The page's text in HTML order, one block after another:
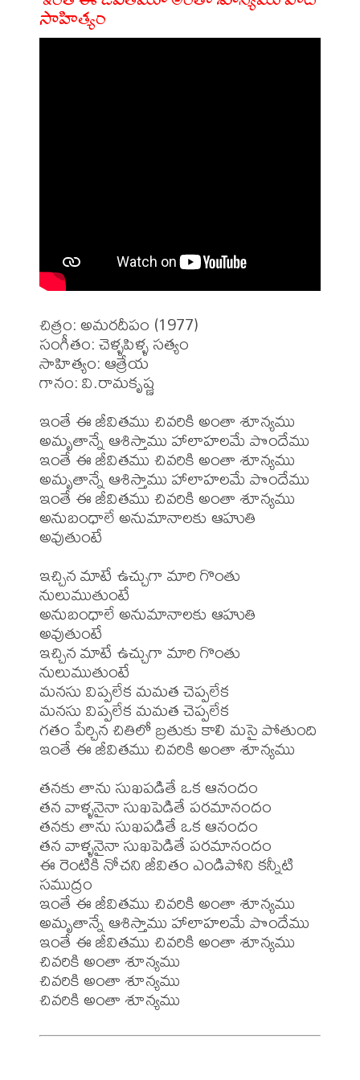
సాహిత్యం
చిత్రం: అమరదీపం (1977)
సంగీతం: చెళ్ళపిళ్ళ సత్యం
సాహిత్యం: ఆత్రేయ
గానం: వి.రామకృష్ణ
ఇంతే ఈ జీవితము చివరికి అంతా శూన్యము
అమృతాన్నే ఆశిస్తాము హాలాహలమే పొందేము
ఇంతే ఈ జీవితము చివరికి అంతా శూన్యము
అమృతాన్నే ఆశిస్తాము హాలాహలమే పొందేము
ఇంతే ఈ జీవితము చివరికి అంతా శూన్యము
అనుబంధాలే అనుమానాలకు ఆహుతి
అవుతుంటే
ఇచ్చిన మాటే ఉచ్చుగా మారి గొంతు
నులుముతుంటే
అనుబంధాలే అనుమానాలకు ఆహుతి
అవుతుంటే
ఇచ్చిన మాటే ఉచ్చుగా మారి గొంతు
నులుముతుంటే
మనసు విప్పలేక మమత చెప్పలేక
మనసు విప్పలేక మమత చెప్పలేక
గతం పేర్చిన చితిలో బ్రతుకు కాలి మసై పోతుంది
ఇంతే ఈ జీవితము చివరికి అంతా శూన్యము
తనకు తాను సుఖపడితే ఒక ఆనందం
తన వాళ్ళనైనా సుఖపెడితే పరమానందం
తనకు తాను సుఖపడితే ఒక ఆనందం
తన వాళ్ళనైనా సుఖపెడితే పరమానందం
ఈ రెంటికి నోచని జీవితం ఎండిపోని కన్నీటి
సముద్రం
ఇంతే ఈ జీవితము చివరికి అంతా శూన్యము
అమృతాన్నే ఆశిస్తాము హాలాహలమే పొందేము
ఇంతే ఈ జీవితము చివరికి అంతా శూన్యము
చివరికి అంతా శూన్యము
చివరికి అంతా శూన్యము